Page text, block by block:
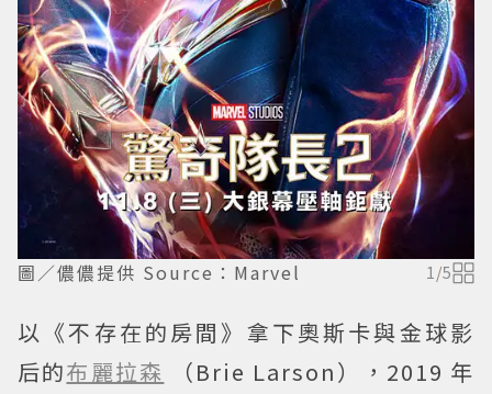
圖／儂儂提供 Source：Marvel 1/5
以《不存在的房間》拿下奧斯卡與金球影
后的布麗拉森
（Brie Larson），2019 年